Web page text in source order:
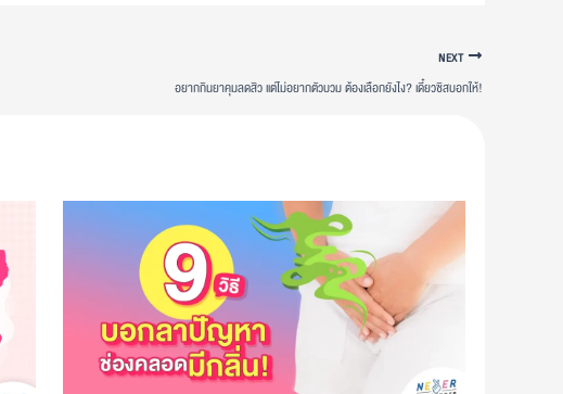
NEXT
อยากกินยาคุมลดสิว แต่ไม่อยากตัวบวม ต้องเลือกยังไง? เดี๋ยวซิสบอกให้!